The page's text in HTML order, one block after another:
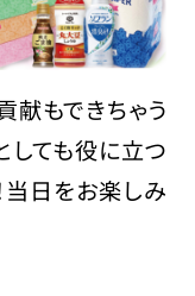
献もできちゃう
しても役に立つ
当日をお楽しみ